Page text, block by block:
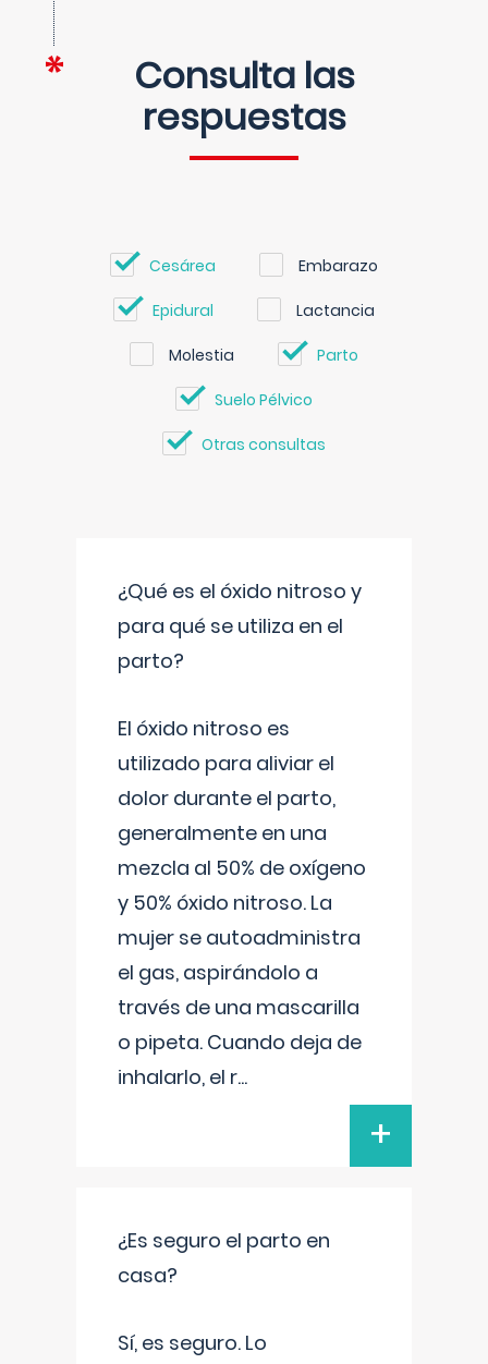
Consulta las
respuestas
Cesárea Embarazo
Epidural Lactancia
Molestia Parto
Suelo Pélvico
Otras consultas
¿Qué es el óxido nitroso y
para qué se utiliza en el
parto?
El óxido nitroso es
utilizado para aliviar el
dolor durante el parto,
generalmente en una
mezcla al 50% de oxígeno
y 50% óxido nitroso. La
mujer se autoadministra
el gas, aspirándolo a
través de una mascarilla
o pipeta. Cuando deja de
inhalarlo, el r...
+
¿Es seguro el parto en
casa?
Sí, es seguro. Lo